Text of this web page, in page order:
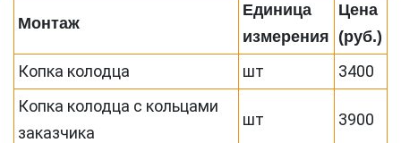
Монтаж
Единица
измерения
Цена
(руб.)
Копка колодца шт
3400
Копка колодца с кольцами
заказчика
шт 3900